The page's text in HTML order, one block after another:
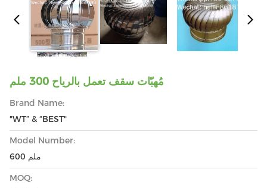
مُهبّات سقف تعمل بالرياح 300 ملم
Brand Name:
"WT” & “BEST"
Model Number:
600 ملم
MOQ: